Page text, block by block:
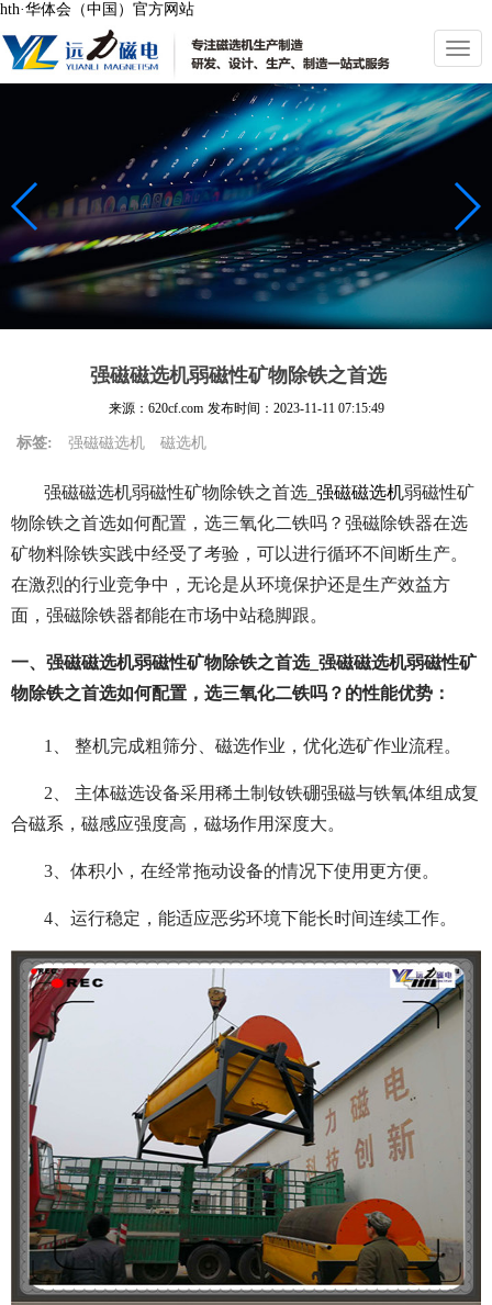
hth·华体会（中国）官方网站
切
换
导
航
强磁磁选机弱磁性矿物除铁之首选
来源：620cf.com 发布时间： 2023-11-11 07:15:49
标签: 强磁磁选机 磁选机
强磁磁选机弱磁性矿物除铁之首选_ 强磁磁选机弱磁性矿
物除铁之首选如何配置，选三氧化二铁吗？强磁除铁器在选
矿物料除铁实践中经受了考验，可以进行循环不间断生产。
在激烈的行业竞争中，无论是从环境保护还是生产效益方
面，强磁除铁器都能在市场中站稳脚跟。
一、强磁磁选机弱磁性矿物除铁之首选_强磁磁选机弱磁性矿
物除铁之首选如何配置，选三氧化二铁吗？的性能优势：
1、 整机完成粗筛分、磁选作业，优化选矿作业流程。
2、 主体磁选设备采用稀土制钕铁硼强磁与铁氧体组成复
合磁系，磁感应强度高，磁场作用深度大。
3、体积小，在经常拖动设备的情况下使用更方便。
4、运行稳定，能适应恶劣环境下能长时间连续工作。